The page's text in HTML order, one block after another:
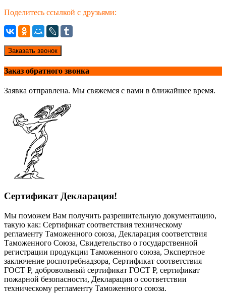
Поделитесь ссылкой с друзьями:
Заказать звонок
Заказ обратного звонка
Заявка отправлена. Мы свяжемся с вами в ближайшее время.
Сертификат Декларация!
Мы поможем Вам получить разрешительную документацию,
такую как: Сертификат соответствия техническому
регламенту Таможенного союза, Декларация соответствия
Таможенного Союза, Свидетельство о государственной
регистрации продукции Таможенного союза, Экспертное
заключение роспотребнадзора, Сертификат соответствия
ГОСТ Р, добровольный сертификат ГОСТ Р, сертификат
пожарной безопасности, Декларация о соответствии
техническому регламенту Таможенного союза.